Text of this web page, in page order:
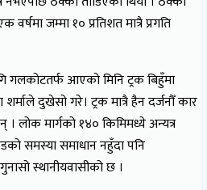
जम्मा १० प्रतिशत मात्रै प्रगति
गलकोटतर्फ आएको मिनि ट्रक बिहुँमा
दुखेसो गरे। ट्रक मात्रै हैन दर्जनौँ कार
लोक मार्गको १४० किमिमध्ये अन्यत्र
समस्या समाधान नहुँदा पनि
स्थानीयवासीको छ ।